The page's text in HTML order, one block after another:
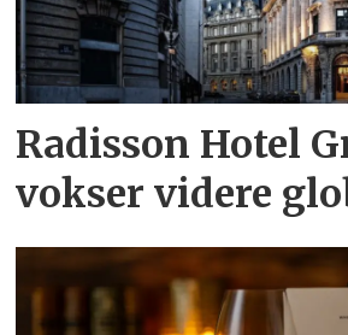
Radisson Hotel
vokser videre